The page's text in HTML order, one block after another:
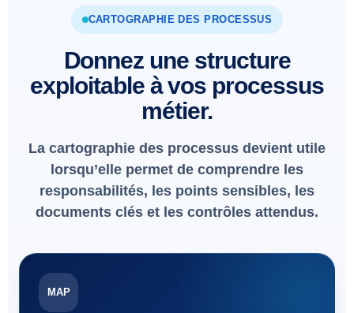
CARTOGRAPHIE DES PROCESSUS
Donnez une structure
exploitable à vos processus
métier.
La cartographie des processus devient utile
lorsqu’elle permet de comprendre les
responsabilités, les points sensibles, les
documents clés et les contrôles attendus.
MAP